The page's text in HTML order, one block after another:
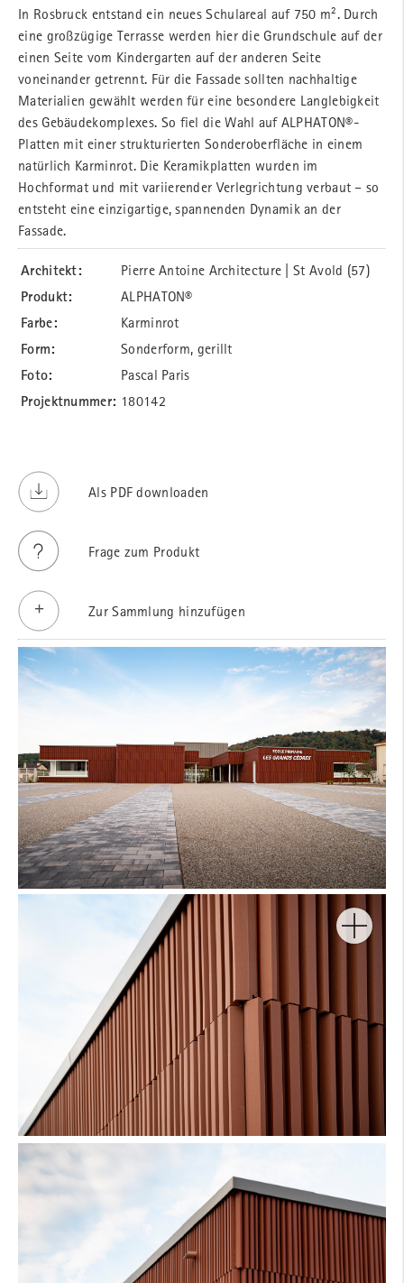
In Rosbruck entstand ein neues Schulareal auf 750 m². Durch
eine großzügige Terrasse werden hier die Grundschule auf der
einen Seite vom Kindergarten auf der anderen Seite
voneinander getrennt. Für die Fassade sollten nachhaltige
Materialien gewählt werden für eine besondere Langlebigkeit
des Gebäudekomplexes. So fiel die Wahl auf ALPHATON®-
Platten mit einer strukturierten Sonderoberfläche in einem
natürlich Karminrot. Die Keramikplatten wurden im
Hochformat und mit variierender Verlegrichtung verbaut – so
entsteht eine einzigartige, spannenden Dynamik an der
Fassade.
Architekt: Pierre Antoine Architecture | St Avold (57)
Produkt: ALPHATON®
Farbe: Karminrot
Form: Sonderform, gerillt
Foto: Pascal Paris
Projektnummer: 180142
Als PDF downloaden
Frage zum Produkt
Zur Sammlung hinzufügen